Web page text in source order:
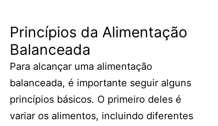
Princípios da Alimentação
Balanceada
Para alcançar uma alimentação
balanceada, é importante seguir alguns
princípios básicos. O primeiro deles é
variar os alimentos, incluindo diferentes